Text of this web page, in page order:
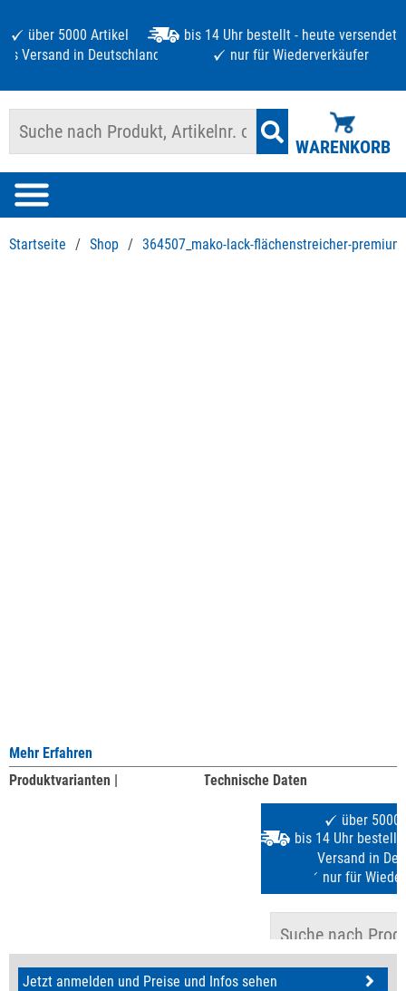
über 5000 Artikel
bis 14 Uhr bestellt - heute versendet
Versand in Deutschland ab 125 €
nur für Wiederverkäufer
WARENKORB
Startseite / Shop / 364507_mako-lack-flächenstreicher-premium
Mehr Erfahren
Produktvarianten |
Technische Daten
Jetzt anmelden und Preise und Infos sehen